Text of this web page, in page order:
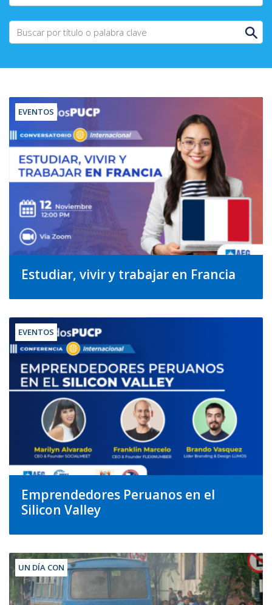
EVENTOS
Estudiar, vivir y trabajar en Francia
EVENTOS
Emprendedores Peruanos en el
Silicon Valley
UN DÍA CON